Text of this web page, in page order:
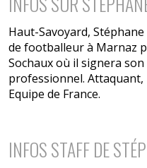
Haut-Savoyard,
de footballeur à Marnaz
Sochaux où il signera
professionnel.
Equipe de France.
INFOS STAFF DE